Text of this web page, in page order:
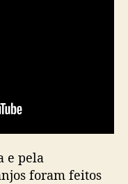
r
a
e pela
foram feitos